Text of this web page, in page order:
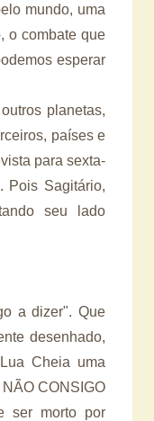
mundo, uma
o combate que
esperar
planetas,
países e
para sexta-
Pois Sagitário,
seu lado
a dizer". Que
desenhado,
Cheia uma
CONSIGO
ser morto por